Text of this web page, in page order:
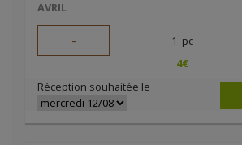
AVRIL
- 1 pc
4€
Réception souhaitée le